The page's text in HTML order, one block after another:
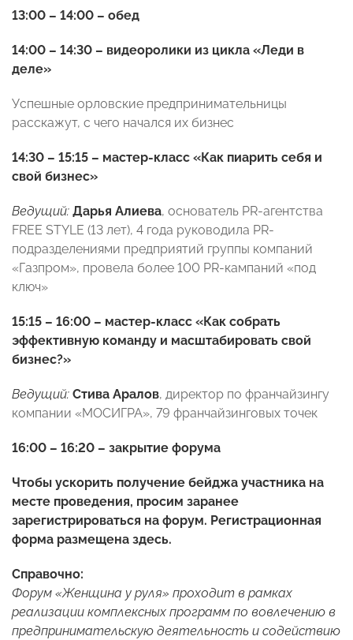
13:00 – 14:00 – обед
14:00 – 14:30 – видеоролики из цикла «Леди в
деле»
Успешные орловские предпринимательницы
расскажут, с чего начался их бизнес
14:30 – 15:15 – мастер-класс «Как пиарить себя и
свой бизнес»
Ведущий: Дарья Алиева, основатель PR-агентства
FREE STYLE (13 лет), 4 года руководила PR-
подразделениями предприятий группы компаний
«Газпром», провела более 100 PR-кампаний «под
ключ»
15:15 – 16:00 – мастер-класс «Как собрать
эффективную команду и масштабировать свой
бизнес?»
Ведущий: Стива Аралов, директор по франчайзингу
компании «МОСИГРА», 79 франчайзинговых точек
16:00 – 16:20 – закрытие форума
Чтобы ускорить получение бейджа участника на
месте проведения, просим заранее
зарегистрироваться на форум. Регистрационная
форма размещена здесь.
Справочно:
Форум «Женщина у руля» проходит в рамках
реализации комплексных программ по вовлечению в
предпринимательскую деятельность и содействию